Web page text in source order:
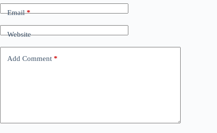
Email*
Website
Add Comment *